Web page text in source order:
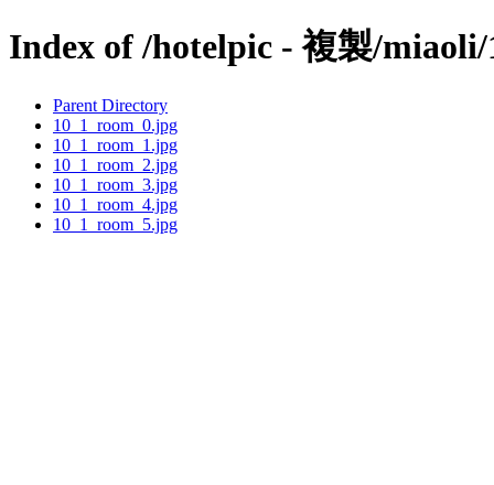
Index of /hotelpic - 複製/miaoli/
Parent Directory
10_1_room_0.jpg
10_1_room_1.jpg
10_1_room_2.jpg
10_1_room_3.jpg
10_1_room_4.jpg
10_1_room_5.jpg